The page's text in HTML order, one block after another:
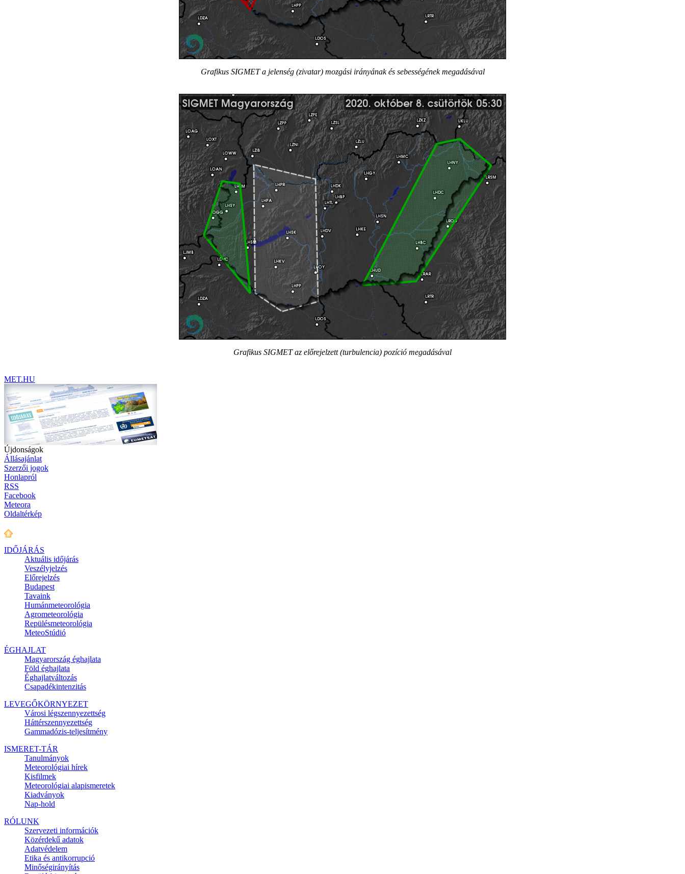
Grafikus SIGMET a jelenség (zivatar) mozgási irányának és sebességének megadásával
Grafikus SIGMET az előrejelzett (turbulencia) pozíció megadásával
MET.HU
Újdonságok
Állásajánlat
Szerzői jogok
Honlapról
RSS
Facebook
Meteora
Oldaltérkép
IDŐJÁRÁS
Aktuális időjárás
Veszélyjelzés
Előrejelzés
Budapest
Tavaink
Humánmeteorológia
Agrometeorológia
Repülésmeteorológia
MeteoStúdió
ÉGHAJLAT
Magyarország éghajlata
Föld éghajlata
Éghajlatváltozás
Csapadékintenzitás
LEVEGŐKÖRNYEZET
Városi légszennyezettség
Háttérszennyezettség
Gammadózis-teljesítmény
ISMERET-TÁR
Tanulmányok
Meteorológiai hírek
Kisfilmek
Meteorológiai alapismeretek
Kiadványok
Nap-hold
RÓLUNK
Szervezeti információk
Közérdekű adatok
Adatvédelem
Etika és antikorrupció
Minőségirányítás